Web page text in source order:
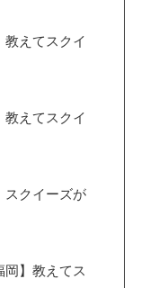
教えてスクイ
教えてスクイ
スクイーズが
岡】教えてス